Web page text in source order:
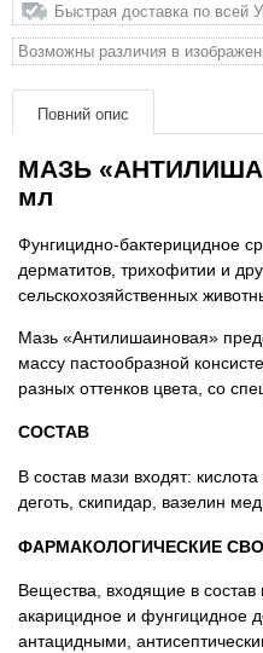
Быстрая доставка по всей
Возможны различия в
Повний опис
МАЗЬ
мл
Фунгицидно-бактерицидное
дерматитов, трихофитии и
сельскохозяйственных
Мазь «Антилишаиновая»
массу пастообразной
разных оттенков цвета, со
СОСТАВ
В состав мази входят:
деготь, скипидар, вазелин
ФАРМАКОЛОГИЧЕСКИЕ
Вещества, входящие в
акарицидное и фунгицидное
антацидными,
Товари для голубів
Товари для гризунів
Товари для коней
Товари для людей
Хозряд - господарчі